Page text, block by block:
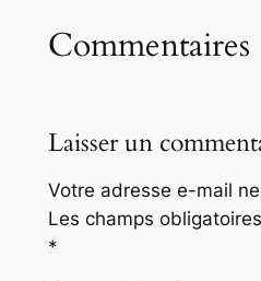
Commentaires
Laisser un
Votre adresse e-mail
Les champs
*